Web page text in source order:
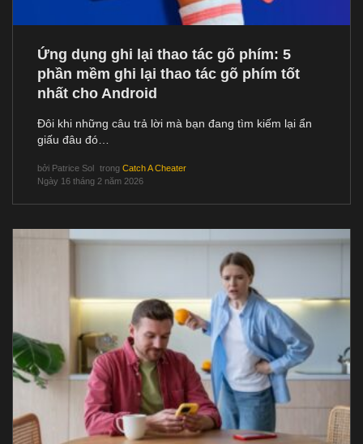
Ứng dụng ghi lại thao tác gõ phím: 5
phần mềm ghi lại thao tác gõ phím tốt
nhất cho Android
Đôi khi những câu trả lời mà bạn đang tìm kiếm lại ẩn
giấu đâu đó…
bởi Patrice Sol trong Catch A Cheater
Ngày 16 tháng 2 năm 2026